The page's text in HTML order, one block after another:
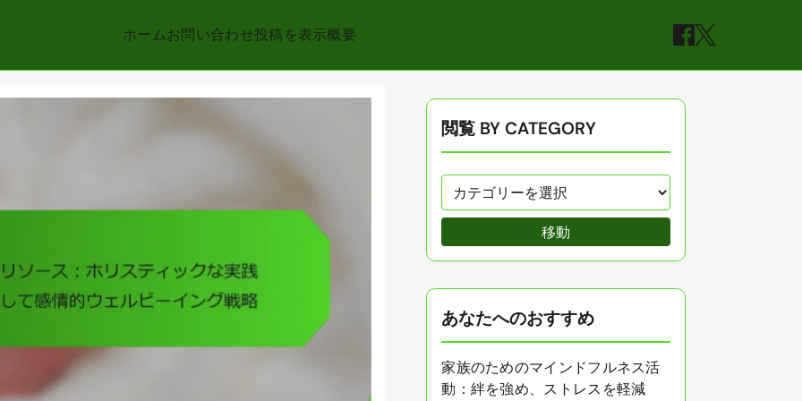
ホーム お問い合わせ投稿を表示概要
閲覧 BY CATEGORY
移動
あなたへのおすすめ
家族のためのマインドフルネス活
動：絆を強め、ストレスを軽減